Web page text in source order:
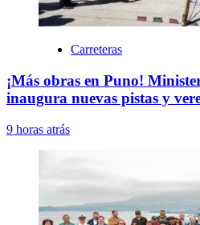
Carreteras
¡Más obras en Puno!
inaugura nuevas pistas y
9 horas atrás